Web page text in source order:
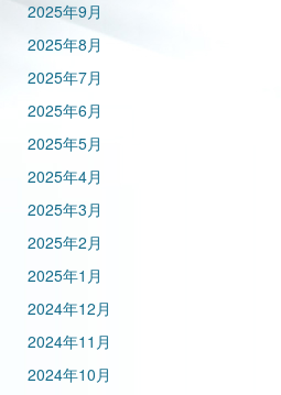
2025年9月
2025年8月
2025年7月
2025年6月
2025年5月
2025年4月
2025年3月
2025年2月
2025年1月
2024年12月
2024年11月
2024年10月